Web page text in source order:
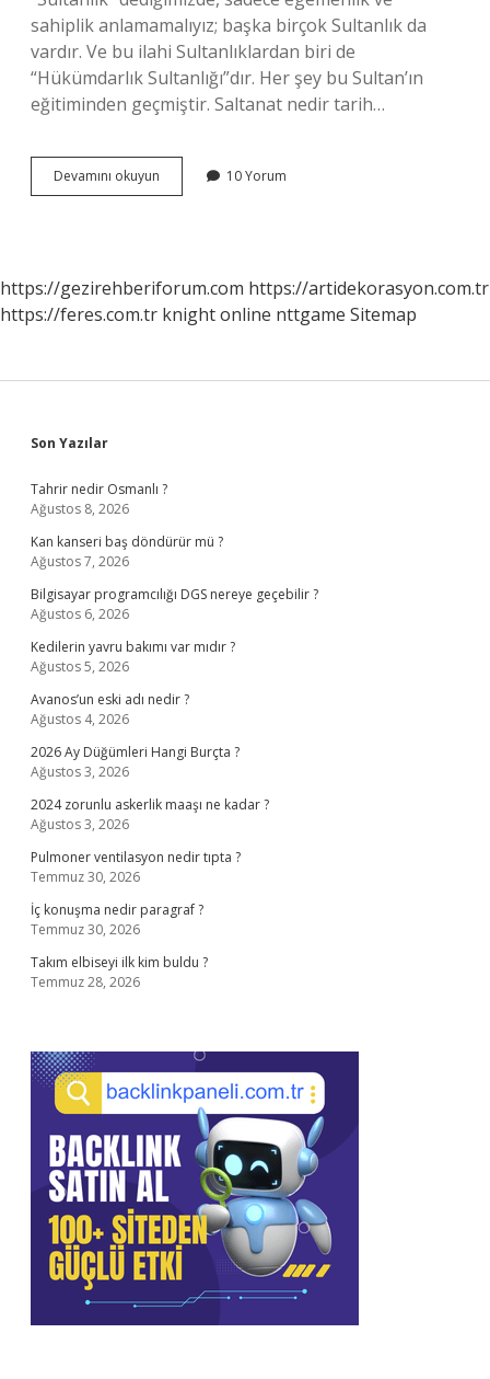
sahiplik anlamamalıyız; başka birçok Sultanlık da
vardır. Ve bu ilahi Sultanlıklardan biri de
“Hükümdarlık Sultanlığı”dır. Her şey bu Sultan’ın
eğitiminden geçmiştir. Saltanat nedir tarih…
Devamını okuyun Saltanat
Ne
10 Yorum
https://gezirehberiforum.com https://artidekorasyon.com.tr
https://feres.com.tr knight online nttgame Sitemap
Sidebar
Son Yazılar
Tahrir nedir Osmanlı ?
Ağustos 8, 2026
Kan kanseri baş döndürür mü ?
Ağustos 7, 2026
Bilgisayar programcılığı DGS nereye geçebilir ?
Ağustos 6, 2026
Kedilerin yavru bakımı var mıdır ?
Ağustos 5, 2026
Avanos’un eski adı nedir ?
Ağustos 4, 2026
2026 Ay Düğümleri Hangi Burçta ?
Ağustos 3, 2026
2024 zorunlu askerlik maaşı ne kadar ?
Ağustos 3, 2026
Pulmoner ventilasyon nedir tıpta ?
Temmuz 30, 2026
İç konuşma nedir paragraf ?
Temmuz 30, 2026
Takım elbiseyi ilk kim buldu ?
Temmuz 28, 2026